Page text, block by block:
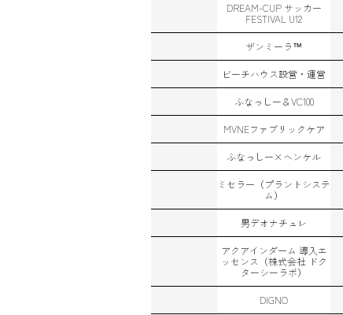
DREAM-CUP サッカー
FESTIVAL U12
ザンミーラ™
ビーチハウス設営・運営
ふなっしー＆VC100
MVNEファブリックケア
ふなっしー×ヘンケル
ミセラー（プラントシステ
ム）
男デオナチュレ
アクアインダーム 導入エ
ッセンス（株式会社 ドク
ターシーラボ）
DIGNO